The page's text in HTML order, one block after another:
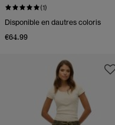
(1)
Disponible en dautres coloris
€64.99